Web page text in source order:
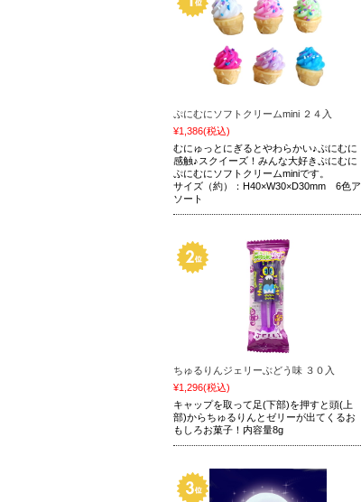
ぷにむにソフトクリームmini ２４入
¥1,386(税込)
むにゅっとにぎるとやわらかい♪ぷにむに
感触♪スクイーズ！みんな大好きぷにむに
ぷにむにソフトクリームminiです。
サイズ（約）：H40×W30×D30mm 6色ア
ソート
ちゅるりんジェリーぶどう味 ３０入
¥1,296(税込)
キャップを取って足(下部)を押すと頭(上
部)からちゅるりんとゼリーが出てくるお
もしろお菓子！内容量8g